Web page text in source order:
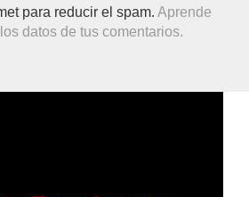
para reducir el spam.Aprende
datos de tus comentarios.